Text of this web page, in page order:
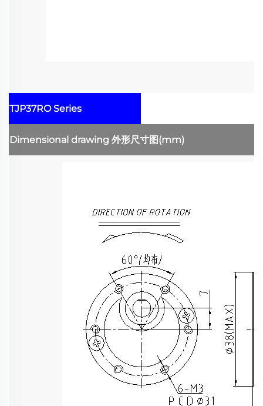
TJP37RO Series
Dimensional drawing 外形尺寸图(mm)